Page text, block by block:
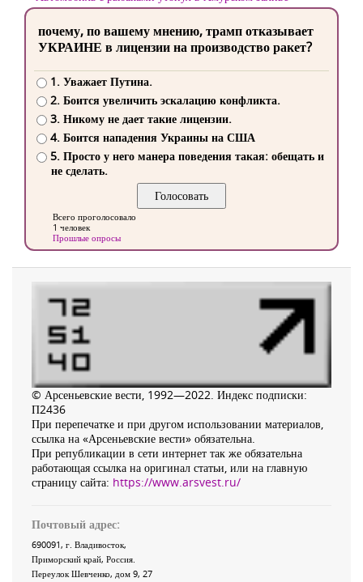
почему, по вашему мнению, трамп отказывает
УКРАИНЕ в лицензии на производство ракет?
1. Уважает Путина.
2. Боится увеличить эскалацию конфликта.
3. Никому не дает такие лицензии.
4. Боится нападения Украины на США
5. Просто у него манера поведения такая: обещать и
не сделать.
Всего проголосовало
1 человек
Прошлые опросы
© Арсеньевские вести, 1992—2022. Индекс подписки:
П2436
При перепечатке и при другом использовании материалов,
ссылка на «Арсеньевские вести» обязательна.
При републикации в сети интернет так же обязательна
работающая ссылка на оригинал статьи, или на главную
страницу сайта: https://www.arsvest.ru/
Почтовый адрес:
690091, г. Владивосток,
Приморский край, Россия
Переулок Шевченко, дом 9, 27